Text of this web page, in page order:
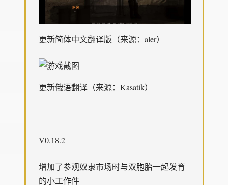
更新简体中文翻译版（来源：aler）
更新俄语翻译（来源：Kasatik）
V0.18.2
增加了参观奴隶市场时与双胞胎一起发育
的小工作件